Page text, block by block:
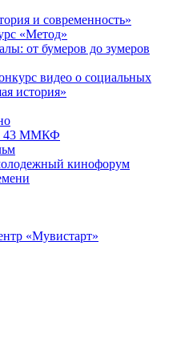
и современность»
«Метод»
от бумеров до зумеров
видео о социальных
история»
43 ММКФ
кинофорум
«Мувистарт»